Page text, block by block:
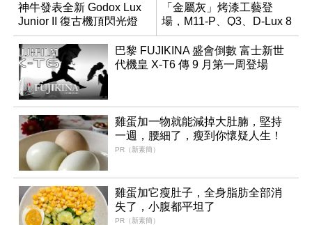
神牛發表全新 Godox Lux
Junior II 復古機頂閃光燈
「金屬灰」烤漆工藝登
場，M11-P、Q3、D-Lux 8
領銜換裝
巴黎 FUJIKINA 盛會倒數 富士新世
代機皇 X-T6 傳 9 月第一周登場
雞蛋加一物就能減掉大肚腩，堅持
一週，腰細了，瘦到你懷疑人生！
PR（新素簡）
雞蛋加它瘦肚子，全身脂肪全部消
失了，小腹都平坦了
PR（新素簡）